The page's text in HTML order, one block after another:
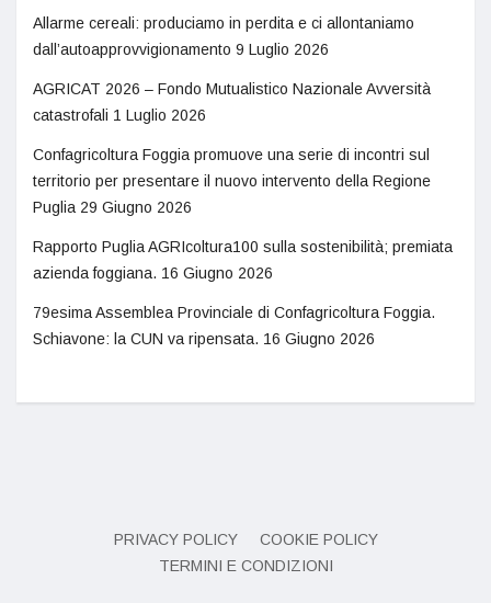
Allarme cereali: produciamo in perdita e ci allontaniamo
dall’autoapprovvigionamento 9 Luglio 2026
AGRICAT 2026 – Fondo Mutualistico Nazionale Avversità
catastrofali 1 Luglio 2026
Confagricoltura Foggia promuove una serie di incontri sul
territorio per presentare il nuovo intervento della Regione
Puglia 29 Giugno 2026
Rapporto Puglia AGRIcoltura100 sulla sostenibilità; premiata
azienda foggiana. 16 Giugno 2026
79esima Assemblea Provinciale di Confagricoltura Foggia.
Schiavone: la CUN va ripensata. 16 Giugno 2026
PRIVACY POLICY
COOKIE POLICY
TERMINI E CONDIZIONI